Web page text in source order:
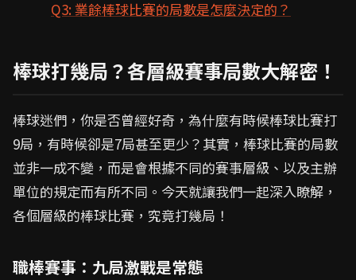
Q3: 業餘棒球比賽的局數是怎麼決定的？
棒球打幾局？各層級賽事局數大解密！
棒球迷們，你是否曾經好奇，為什麼有時候棒球比賽打
9局，有時候卻是7局甚至更少？其實，棒球比賽的局數
並非一成不變，而是會根據不同的賽事層級、以及主辦
單位的規定而有所不同。今天就讓我們一起深入瞭解，
各個層級的棒球比賽，究竟打幾局！
職棒賽事：九局激戰是常態